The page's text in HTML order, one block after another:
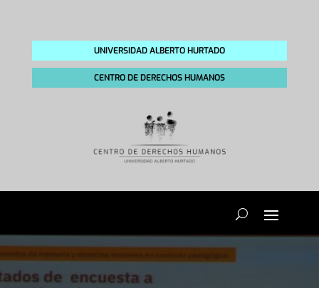
UNIVERSIDAD ALBERTO HURTADO
CENTRO DE DERECHOS HUMANOS